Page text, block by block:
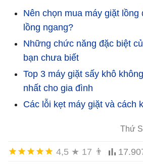
Nên chọn mua máy giặt
lồng ngang?
Những chức năng đặc biệt
bạn chưa biết
Top 3 máy giặt sấy khô
nhất cho gia đình
Các lỗi kẹt máy giặt và cách
Thứ
4,5 ★ 17 👨